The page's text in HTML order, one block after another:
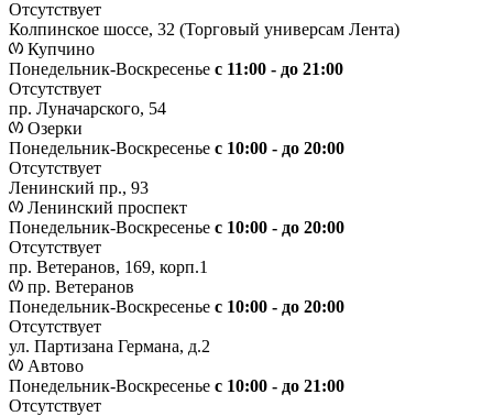
Отсутствует
Колпинское шоссе, 32 (Торговый универсам Лента)
Купчино
Понедельник-Воскресенье с 11:00 - до 21:00
Отсутствует
пр. Луначарского, 54
Озерки
Понедельник-Воскресенье с 10:00 - до 20:00
Отсутствует
Ленинский пр., 93
Ленинский проспект
Понедельник-Воскресенье с 10:00 - до 20:00
Отсутствует
пр. Ветеранов, 169, корп.1
пр. Ветеранов
Понедельник-Воскресенье с 10:00 - до 20:00
Отсутствует
ул. Партизана Германа, д.2
Автово
Понедельник-Воскресенье с 10:00 - до 21:00
Отсутствует